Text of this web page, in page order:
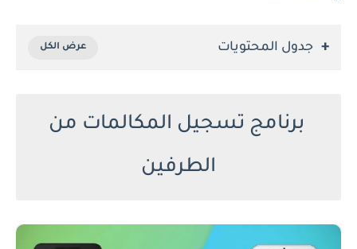
جدول المحتويات
برنامج تسجيل المكالمات من
الطرفين